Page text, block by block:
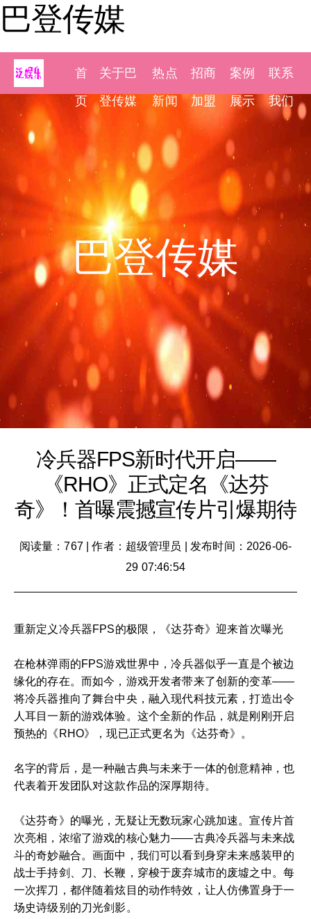
巴登传媒
首
页
关于巴
登传媒
热点
新闻
招商
加盟
案例
展示
联系
我们
巴登传媒
冷兵器FPS新时代开启——
《RHO》正式定名《达芬
奇》！首曝震撼宣传片引爆期待
阅读量：767|作者：超级管理员
发布时间：2026-06-
29 07:46:54
重新定义冷兵器FPS的极限，《达芬奇》迎来首次曝光
在枪林弹雨的FPS游戏世界中，冷兵器似乎一直是个被边
缘化的存在。而如今，游戏开发者带来了创新的变革——
将冷兵器推向了舞台中央，融入现代科技元素，打造出令
人耳目一新的游戏体验。这个全新的作品，就是刚刚开启
预热的《RHO》，现已正式更名为《达芬奇》。
名字的背后，是一种融古典与未来于一体的创意精神，也
代表着开发团队对这款作品的深厚期待。
《达芬奇》的曝光，无疑让无数玩家心跳加速。宣传片首
次亮相，浓缩了游戏的核心魅力——古典冷兵器与未来战
斗的奇妙融合。画面中，我们可以看到身穿未来感装甲的
战士手持剑、刀、长鞭，穿梭于废弃城市的废墟之中。每
一次挥刀，都伴随着炫目的动作特效，让人仿佛置身于一
场史诗级别的刀光剑影。